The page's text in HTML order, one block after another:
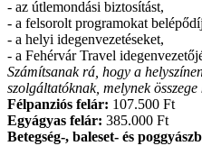
- az útlemondási biztosítást,
- a felsorolt programokat
- a helyi idegenvezetéseket,
- a Fehérvár Travel
Számítsanak rá, hogy a
szolgáltatóknak, melynek
Félpanziós felár: 107.500 Ft
Egyágyas felár: 385.000 Ft
Betegség-, baleset- és